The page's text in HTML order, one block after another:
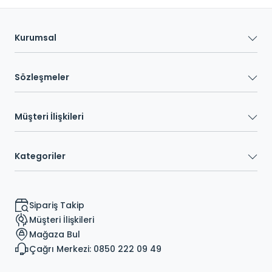
Kurumsal
Sözleşmeler
Müşteri İlişkileri
Kategoriler
Sipariş Takip
Müşteri İlişkileri
Mağaza Bul
Çağrı Merkezi: 0850 222 09 49